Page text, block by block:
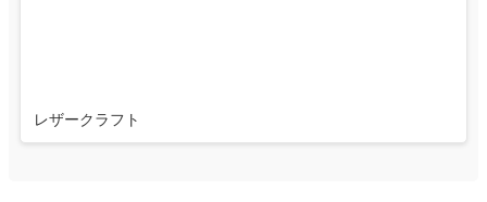
レザークラフト